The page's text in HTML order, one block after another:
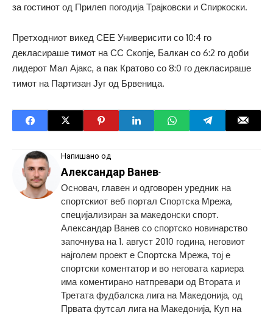
за гостинот од Прилеп погодија Трајковски и Спиркоски.
Претходниот викед СЕЕ Универисити со 10:4 го
декласираше тимот на СС Скопје, Балкан со 6:2 го доби
лидерот Мал Ајакс, а пак Кратово со 8:0 го декласираше
тимот на Партизан Југ од Брвеница.
Напишано од
Александар Ванев-
Основач, главен и одговорен уредник на
спортскиот веб портал Спортска Мрежа,
специјализиран за македонски спорт.
Александар Ванев со спортско новинарство
започнува на 1. август 2010 година, неговиот
најголем проект е Спортска Мрежа, тој е
спортски коментатор и во неговата кариера
има коментирано натпревари од Втората и
Третата фудбалска лига на Македонија, од
Првата футсал лига на Македонија, Куп на